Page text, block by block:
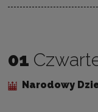
01
Narodowy